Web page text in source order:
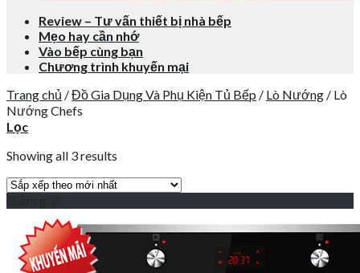
Review – Tư vấn thiết bị nhà bếp
Mẹo hay cần nhớ
Vào bếp cùng bạn
Chương trình khuyến mại
Trang chủ /Đồ Gia Dụng Và Phụ Kiện Tủ Bếp / Lò Nướng / Lò
Nướng Chefs
Lọc
Showing all 3 results